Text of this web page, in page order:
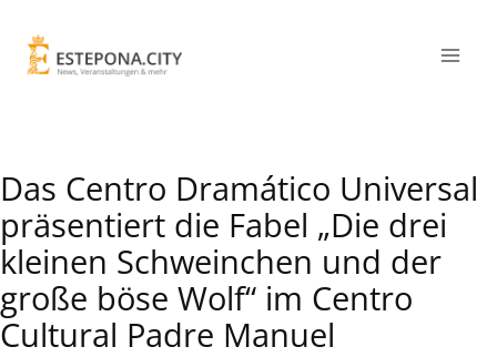
Das Centro Dramático Universal
präsentiert die Fabel „Die drei
kleinen Schweinchen und der
große böse Wolf“ im Centro
Cultural Padre Manuel